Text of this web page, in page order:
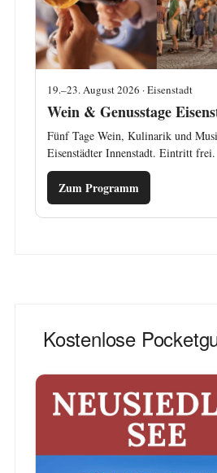
19.–23. August 2026 · Eisenstadt
Wein & Genusstage
Fünf Tage Wein, Kulinarik und
Eisenstädter Innenstadt. Eintritt frei.
Zum Programm
Kostenlose